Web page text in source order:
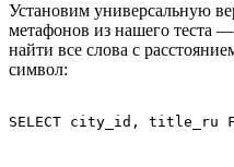
Установим универсальную
метафонов из нашего теста
найти все слова с
символ:
SELECT city_id, title_ru